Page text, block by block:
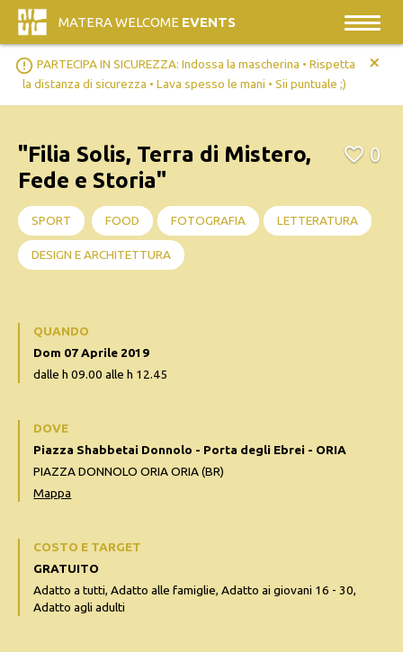
MATERA WELCOME EVENTS
error_outline PARTECIPA IN SICUREZZA: Indossa la mascherina • Rispetta
la distanza di sicurezza • Lava spesso le mani • Sii puntuale ;)
+
"Filia Solis, Terra di Mistero,
Fede e Storia"
0
SPORT FOOD FOTOGRAFIA LETTERATURA
DESIGN E ARCHITETTURA
QUANDO
Dom 07 Aprile 2019
dalle h 09.00 alle h 12.45
DOVE
Piazza Shabbetai Donnolo - Porta degli Ebrei - ORIA
PIAZZA DONNOLO ORIA ORIA (BR)
Mappa
COSTO E TARGET
GRATUITO
Adatto a tutti, Adatto alle famiglie, Adatto ai giovani 16 - 30,
Adatto agli adulti